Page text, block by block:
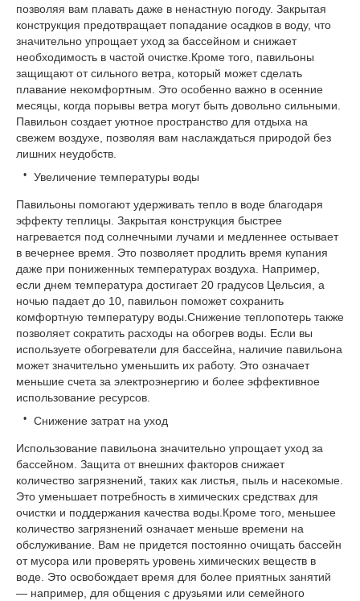
позволяя вам плавать даже в ненастную погоду. Закрытая
конструкция предотвращает попадание осадков в воду, что
значительно упрощает уход за бассейном и снижает
необходимость в частой очистке.Кроме того, павильоны
защищают от сильного ветра, который может сделать
плавание некомфортным. Это особенно важно в осенние
месяцы, когда порывы ветра могут быть довольно сильными.
Павильон создает уютное пространство для отдыха на
свежем воздухе, позволяя вам наслаждаться природой без
лишних неудобств.
Увеличение температуры воды
Павильоны помогают удерживать тепло в воде благодаря
эффекту теплицы. Закрытая конструкция быстрее
нагревается под солнечными лучами и медленнее остывает
в вечернее время. Это позволяет продлить время купания
даже при пониженных температурах воздуха. Например,
если днем температура достигает 20 градусов Цельсия, а
ночью падает до 10, павильон поможет сохранить
комфортную температуру воды.Снижение теплопотерь также
позволяет сократить расходы на обогрев воды. Если вы
используете обогреватели для бассейна, наличие павильона
может значительно уменьшить их работу. Это означает
меньшие счета за электроэнергию и более эффективное
использование ресурсов.
Снижение затрат на уход
Использование павильона значительно упрощает уход за
бассейном. Защита от внешних факторов снижает
количество загрязнений, таких как листья, пыль и насекомые.
Это уменьшает потребность в химических средствах для
очистки и поддержания качества воды.Кроме того, меньшее
количество загрязнений означает меньше времени на
обслуживание. Вам не придется постоянно очищать бассейн
от мусора или проверять уровень химических веществ в
воде. Это освобождает время для более приятных занятий
— например, для общения с друзьями или семейного